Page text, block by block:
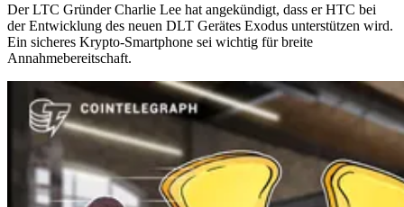
Der LTC Gründer Charlie Lee hat angekündigt, dass er HTC bei
der Entwicklung des neuen DLT Gerätes Exodus unterstützen wird.
Ein sicheres Krypto-Smartphone sei wichtig für breite
Annahmebereitschaft.